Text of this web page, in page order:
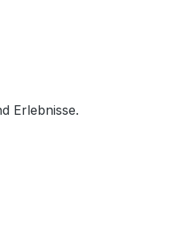
Erlebnisse.